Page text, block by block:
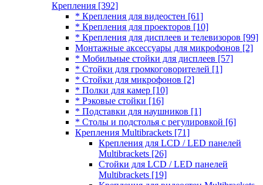
Крепления [392]
* Крепления для видеостен [61]
* Крепления для проекторов [10]
* Крепления для дисплеев и телевизоров [99]
Монтажные аксессуары для микрофонов [2]
* Мобильные стойки для дисплеев [57]
* Стойки для громкоговорителей [1]
* Стойки для микрофонов [2]
* Полки для камер [10]
* Рэковые стойки [16]
* Подставки для наушников [1]
* Столы и подстолья с регулировкой [6]
Крепления Multibrackets [71]
Крепления для LCD / LED панелей
Multibrackets [26]
Стойки для LCD / LED панелей
Multibrackets [19]